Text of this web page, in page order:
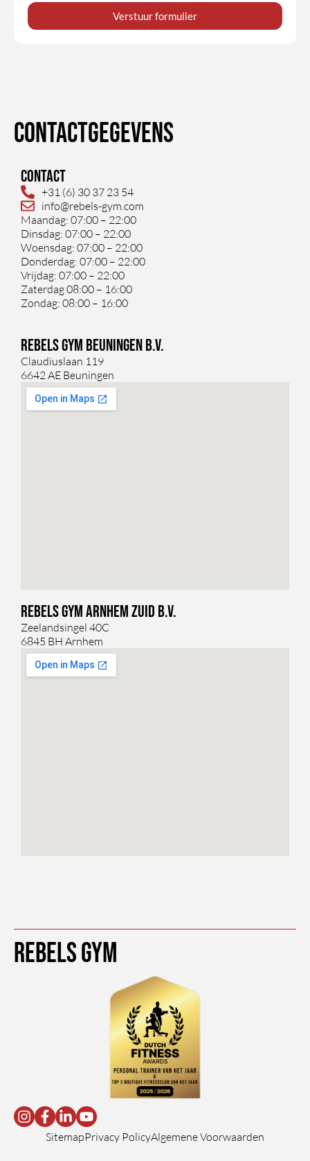
Verstuur formulier
Contactgegevens
Contact
+31 (6) 30 37 23 54
info@rebels-gym.com
Maandag: 07:00 – 22:00
Dinsdag: 07:00 – 22:00
Woensdag: 07:00 – 22:00
Donderdag: 07:00 – 22:00
Vrijdag: 07:00 – 22:00
Zaterdag 08:00 – 16:00
Zondag: 08:00 – 16:00
Rebels Gym Beuningen B.V.
Claudiuslaan 119
6642 AE Beuningen
Rebels Gym Arnhem Zuid B.V.
Zeelandsingel 40C
6845 BH Arnhem
Rebels Gym
SitemapPrivacy PolicyAlgemene Voorwaarden